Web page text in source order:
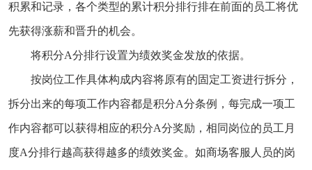
积累和记录，各个类型的累计积分排行排在前面的员工将优
先获得涨薪和晋升的机会。
将积分A分排行设置为绩效奖金发放的依据。
按岗位工作具体构成内容将原有的固定工资进行拆分，
拆分出来的每项工作内容都是积分A分条例，每完成一项工
作内容都可以获得相应的积分A分奖励，相同岗位的员工月
度A分排行越高获得越多的绩效奖金。如商场客服人员的岗